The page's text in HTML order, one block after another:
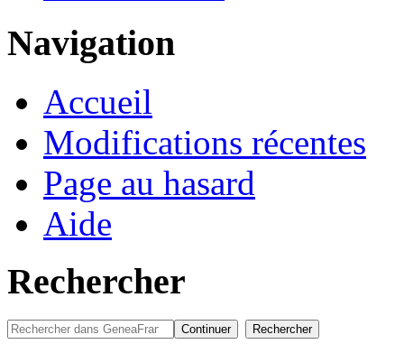
Navigation
Accueil
Modifications récentes
Page au hasard
Aide
Rechercher